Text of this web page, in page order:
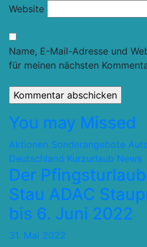
Website
Name, E-Mail-Adresse und
für meinen nächsten
You may Missed
Aktionen Sonderangebote
Deutschland Kurzurlaub News
Der
Stau ADAC
bis 6. Juni 2022
31. Mai 2022